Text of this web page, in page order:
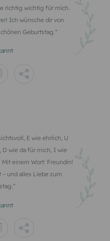
richtig wichtig für mich.
Ich wünsche dir von
Geburtstag.
E wie ehrlich, U
D wie da für mich, I wie
einem Wort: Freundin!
– und alles Liebe zum